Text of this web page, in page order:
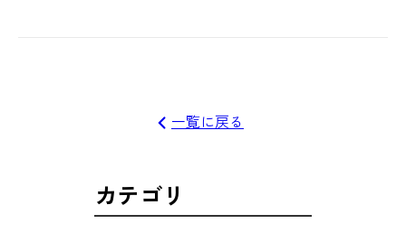
一覧に戻る
カテゴリ